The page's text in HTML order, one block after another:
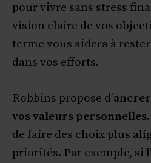
pour vivre sans stress
vision claire de vos
terme vous aidera à
dans vos efforts.
Robbins propose d’
vos valeurs personnelles
de faire des choix plus
priorités. Par exemple, si